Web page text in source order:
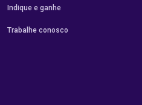
Indique e ganhe
Trabalhe conosco